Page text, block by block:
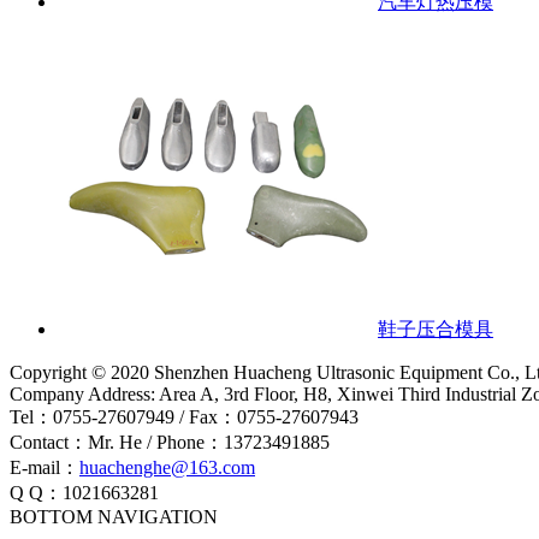
鞋子压合模具
Copyright © 2020 Shenzhen Huacheng Ultrasonic Equipment Co.,
Company Address: Area A, 3rd Floor, H8, Xinwei Third Industrial
Tel：0755-27607949 / Fax：0755-27607943
Contact：Mr. He / Phone：13723491885
E-mail： huachenghe@163.com
Q Q：1021663281
BOTTOM NAVIGATION